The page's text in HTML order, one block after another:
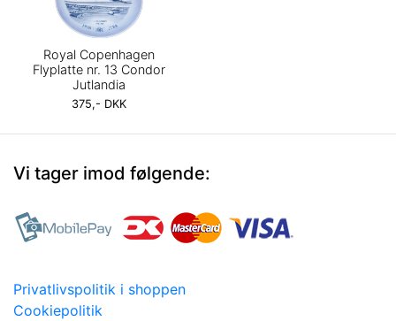
Royal Copenhagen
Flyplatte nr. 13 Condor
Jutlandia
375,- DKK
Vi tager imod følgende:
Privatlivspolitik i shoppen
Cookiepolitik